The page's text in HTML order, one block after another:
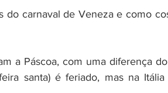
do carnaval de Veneza e como
a Páscoa, com uma diferença
santa) é feriado, mas na